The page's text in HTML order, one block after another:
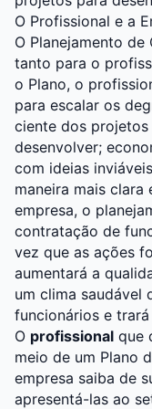
O Profissional e a
O Planejamento de
tanto para o
o Plano, o
para escalar os
ciente dos
desenvolver;
com ideias
maneira mais clara
empresa, o
contratação de
vez que as ações
aumentará a
um clima saudável
funcionários e
O profissional que
meio de um Plano
empresa saiba de
apresentá-las ao